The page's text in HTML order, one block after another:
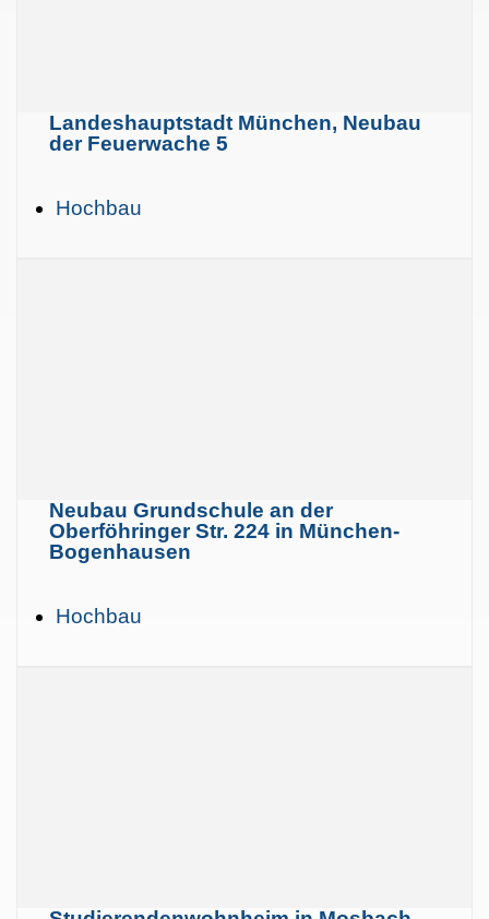
Landeshauptstadt München, Neubau
der Feuerwache 5
Hochbau
Neubau Grundschule an der
Oberföhringer Str. 224 in München-
Bogenhausen
Hochbau